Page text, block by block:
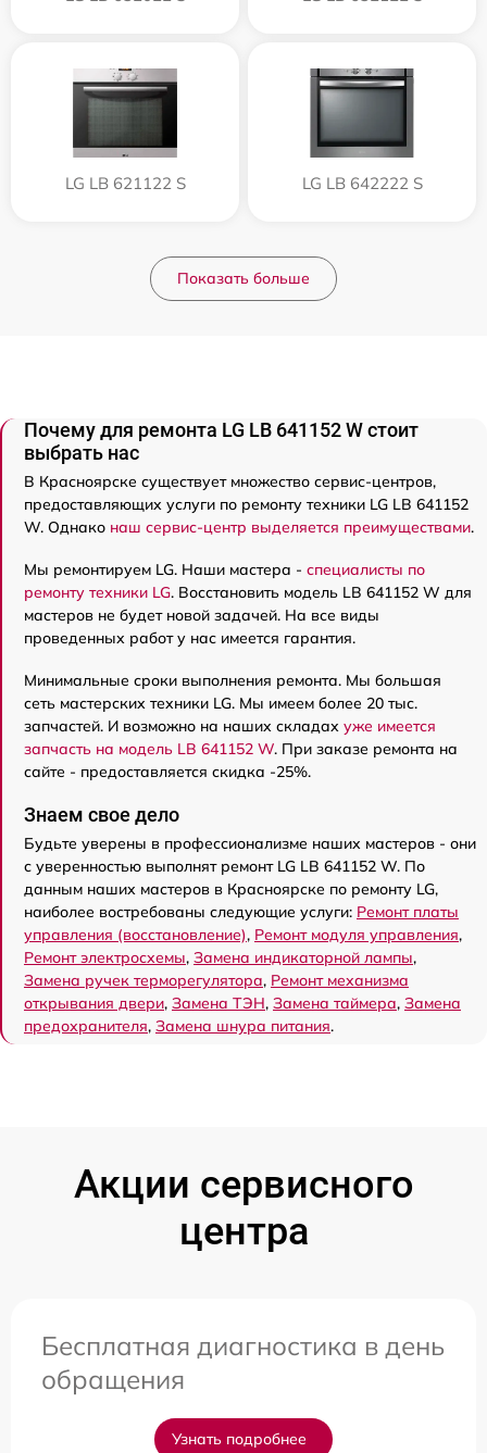
LG LB 621122 S LG LB 642222 S
Показать больше
Почему для ремонта LG LB 641152 W стоит
выбрать нас
В Красноярске существует множество сервис-центров,
предоставляющих услуги по ремонту техники LG LB 641152
W. Однако наш сервис-центр выделяется преимуществами.
Мы ремонтируем LG. Наши мастера - специалисты по
ремонту техники LG. Восстановить модель LB 641152 W для
мастеров не будет новой задачей. На все виды
проведенных работ у нас имеется гарантия.
Минимальные сроки выполнения ремонта. Мы большая
сеть мастерских техники LG. Мы имеем более 20 тыс.
запчастей. И возможно на наших складах уже имеется
запчасть на модель LB 641152 W. При заказе ремонта на
сайте - предоставляется скидка -25%.
Знаем свое дело
Будьте уверены в профессионализме наших мастеров - они
с уверенностью выполнят ремонт LG LB 641152 W. По
данным наших мастеров в Красноярске по ремонту LG,
наиболее востребованы следующие услуги: Ремонт платы
управления (восстановление), Ремонт модуля управления,
Ремонт электросхемы, Замена индикаторной лампы,
Замена ручек терморегулятора, Ремонт механизма
открывания двери, Замена ТЭН, Замена таймера, Замена
предохранителя, Замена шнура питания.
Акции сервисного
центра
Бесплатная диагностика в день
обращения
Узнать подробнее